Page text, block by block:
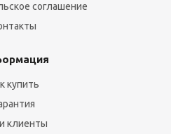
соглашение
купить
клиенты